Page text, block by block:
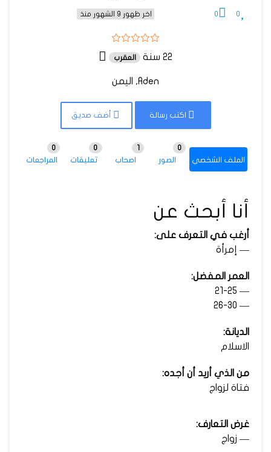
0
0 اخر ظهور 9 الشهور منذ
22 سنة العقرب
Aden, اليمن
اكتب رسالة أضف صديق
الملف الشخصي الصور
0
اصحاب
1
تعليقات
0
المراجعات
0
أنا أبحث عن
أرغب في التعرف على:
— إمرأة
العمر المفضل:
— 21-25
— 26-30
الديانة:
الاسلام
من الذي أريد أن أجده:
فتاة لزواج
غرض التعارف:
— زواج